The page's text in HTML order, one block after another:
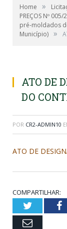
Home »
PREÇOS Nº
pré-moldados
Município) »
ATO DE
DO
POR CR2-ADMIN10
ATO DE
COMPARTILHAR:
Twitter
Email